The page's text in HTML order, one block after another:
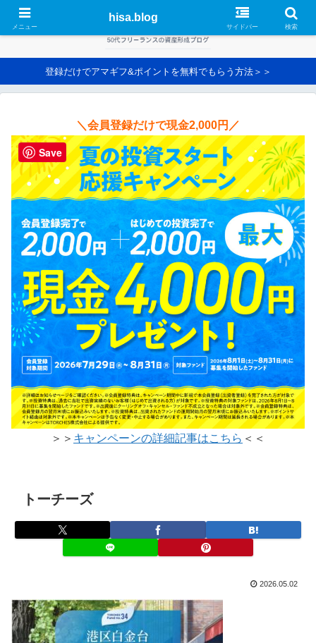
登録だけでアマギフ&ポイントを無料でもらう方法＞＞
＼会員登録だけで現金2,000円／
＞＞ キャンペーンの詳細記事はこちら ＜＜
トーチーズ
2026.05.02
メニュー
hisa.blog
サイドバー 検索
Save